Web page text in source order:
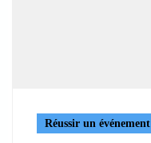
Réussir un événement